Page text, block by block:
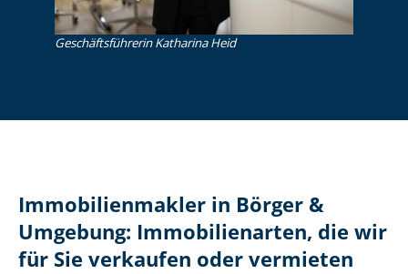
Ge­schäfts­füh­re­rin Katharina Heid
Im­mo­bi­li­en­mak­ler in Börger &
Umgebung: Immobilienarten, die wir
für Sie verkaufen oder vermieten